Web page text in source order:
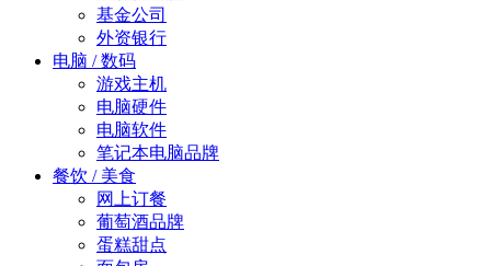
基金公司
外资银行
电脑 / 数码
游戏主机
电脑硬件
电脑软件
笔记本电脑品牌
餐饮 / 美食
网上订餐
葡萄酒品牌
蛋糕甜点